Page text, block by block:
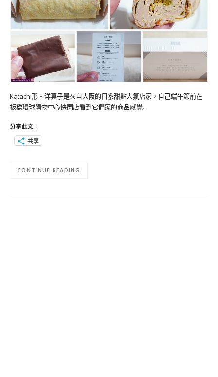
Katachi形‧洋菓子是來自大阪的日系甜點人氣店家，自己端午節前在
板橋環球購物中心快閃店看到它們家的商品感覺…
分享此文：
共享
CONTINUE READING